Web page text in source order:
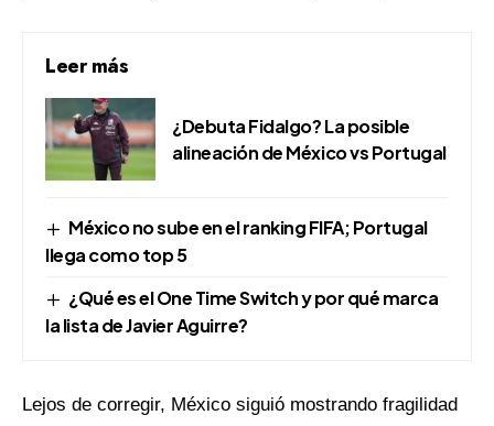
Leer más
¿Debuta Fidalgo? La posible
alineación de México vs Portugal
México no sube en el ranking FIFA; Portugal
llega como top 5
¿Qué es el One Time Switch y por qué marca
la lista de Javier Aguirre?
Lejos de corregir, México siguió mostrando fragilidad